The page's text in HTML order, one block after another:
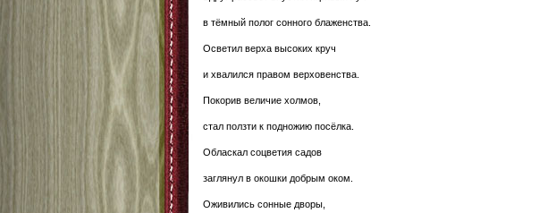
в тёмный полог сонного блаженства.
Осветил верха высоких круч
и хвалился правом верховенства.
Покорив величие холмов,
стал ползти к подножию посёлка.
Обласкал соцветия садов
заглянул в окошки добрым оком.
Оживились сонные дворы,